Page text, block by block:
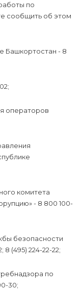
по
сообщить об этом
Башкортостан - 8
операторов
комитета
- 8 800 100-
безопасности
(495) 224-22-22;
по
30;